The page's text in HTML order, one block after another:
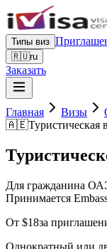
Типы виз
🇷🇺ru
Заказать
Главная Визы
🇦🇪Туристическая
Для гражданина
Принимается
От $18за
Однократный или